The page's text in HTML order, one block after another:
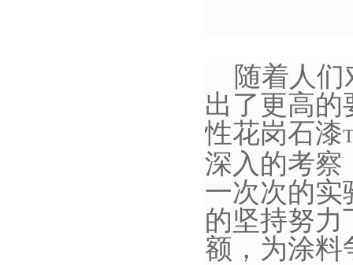
随着人
出了更高的
性花岗石漆
深入的考察
一次次的实
的坚持努力
额，为涂料